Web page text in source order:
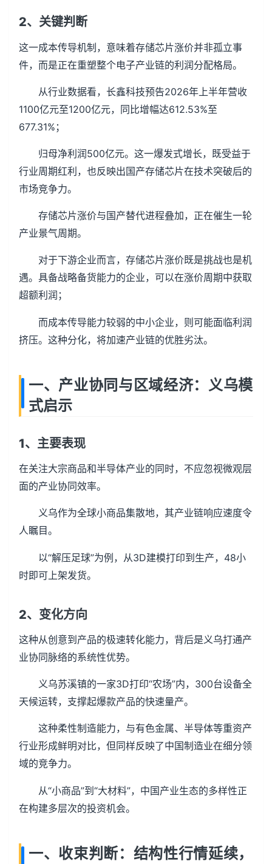
2、关键判断
这一成本传导机制，意味着存储芯片涨价并非孤立事
件，而是正在重塑整个电子产业链的利润分配格局。
从行业数据看，长鑫科技预告2026年上半年营收
1100亿元至1200亿元，同比增幅达612.53%至
677.31%；
归母净利润500亿元。这一爆发式增长，既受益于
行业周期红利，也反映出国产存储芯片在技术突破后的
市场竞争力。
存储芯片涨价与国产替代进程叠加，正在催生一轮
产业景气周期。
对于下游企业而言，存储芯片涨价既是挑战也是机
遇。具备战略备货能力的企业，可以在涨价周期中获取
超额利润；
而成本传导能力较弱的中小企业，则可能面临利润
挤压。这种分化，将加速产业链的优胜劣汰。
一、产业协同与区域经济：义乌模
式启示
1、主要表现
在关注大宗商品和半导体产业的同时，不应忽视微观层
面的产业协同效率。
义乌作为全球小商品集散地，其产业链响应速度令
人瞩目。
以“解压足球”为例，从3D建模打印到生产，48小
时即可上架发货。
2、变化方向
这种从创意到产品的极速转化能力，背后是义乌打通产
业协同脉络的系统性优势。
义乌苏溪镇的一家3D打印“农场”内，300台设备全
天候运转，支撑起爆款产品的快速量产。
这种柔性制造能力，与有色金属、半导体等重资产
行业形成鲜明对比，但同样反映了中国制造业在细分领
域的竞争力。
从“小商品”到“大材料”，中国产业生态的多样性正
在构建多层次的投资机会。
一、收束判断：结构性行情延续，